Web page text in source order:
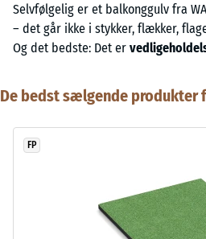
Selvfølgelig er et balkonggulv fra
– det går ikke i stykker, flækker,
Og det bedste: Det er
De bedst sælgende produkter
FP